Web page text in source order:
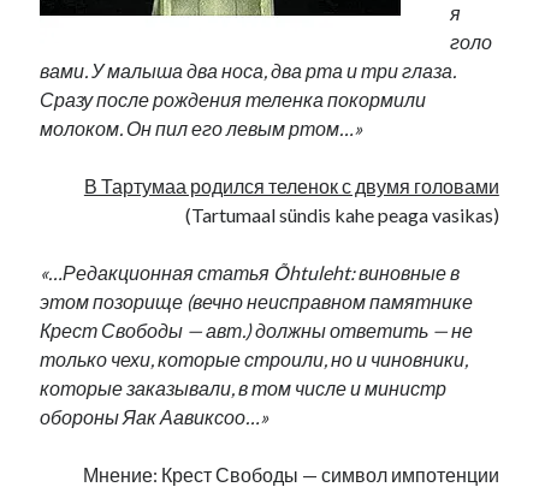
я
голо
вами. У малыша два носа, два рта и три глаза.
Сразу после рождения теленка покормили
молоком. Он пил его левым ртом…»
В Тартумаа родился теленок с двумя головами
(Tartumaal sündis kahe peaga vasikas)
«…Редакционная статья Õhtuleht: виновные в
этом позорище (вечно неисправном памятнике
Крест Свободы — авт.) должны ответить — не
только чехи, которые строили, но и чиновники,
которые заказывали, в том числе и министр
обороны Яак Аавиксоо…»
Мнение: Крест Свободы — символ импотенции